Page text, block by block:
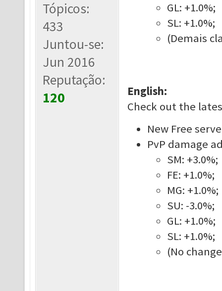
Tópicos:
433
Juntou-se:
Jun 2016
Reputação:
120
GL: +1.0%;
SL: +1.0%;
(Demais
English:
Check out the
New Free
PvP damage
SM: +3.0%;
FE: +1.0%;
MG: +1.0%;
SU: -3.0%;
GL: +1.0%;
SL: +1.0%;
(No